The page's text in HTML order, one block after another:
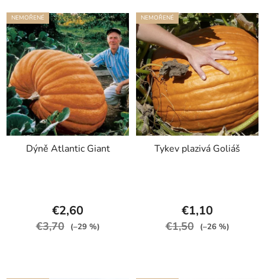
NEMOŘENÉ
Dýně Atlantic Giant
€2,60
€3,70 (–29 %)
NEMOŘENÉ
Tykev plazivá Goliáš
€1,10
€1,50 (–26 %)